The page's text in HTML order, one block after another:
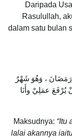
Daripada
Rasulullah,
dalam satu bulan
، وَهُوَ شَهْرٌ
يُرْفَعَ عمَلِيْ وأَنَا
Maksudnya: “Itu
lalai akannya